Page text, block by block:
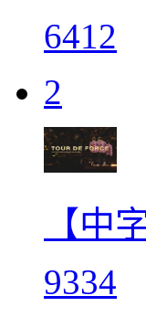
6412
2
【中
9334